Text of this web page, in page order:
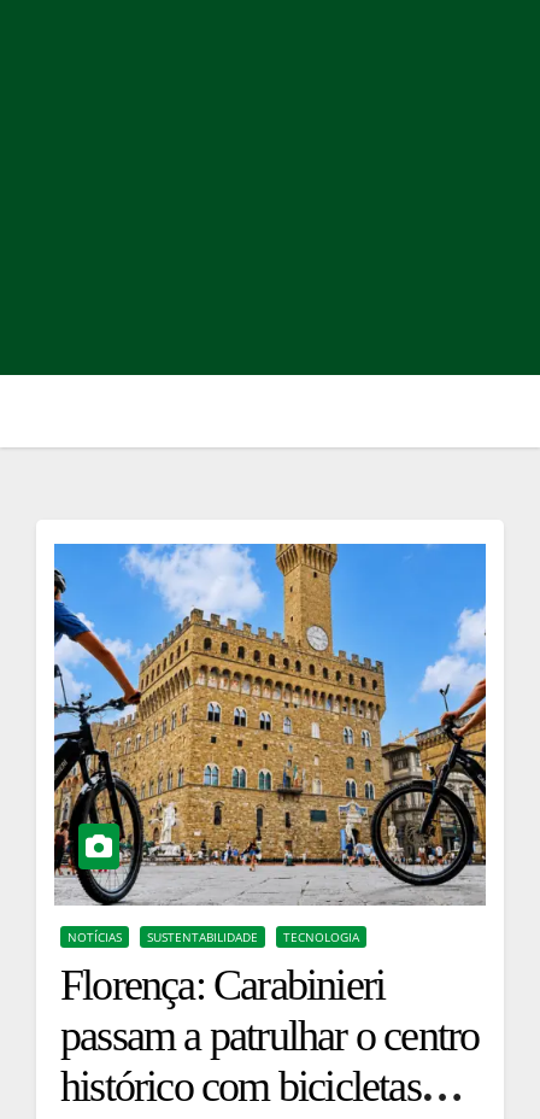
NOTÍCIAS SUSTENTABILIDADE TECNOLOGIA
Florença: Carabinieri
passam a patrulhar o centro
histórico com bicicletas